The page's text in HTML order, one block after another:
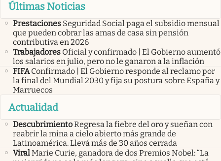
Últimas Noticias
Prestaciones Seguridad Social paga el subsidio mensual
que pueden cobrar las amas de casa sin pensión
contributiva en 2026
Trabajadores Oficial y confirmado | El Gobierno aumentó
los salarios en julio, pero no le ganaron a la inflación
FIFA Confirmado | El Gobierno responde al reclamo por
la final del Mundial 2030 y fija su postura sobre España y
Marruecos
Actualidad
DescubrimientoRegresa la fiebre del oro y sueñan con
reabrir la mina a cielo abierto más grande de
Latinoamérica. Llevá más de 30 años cerrada
ViralMarie Curie, ganadora de dos Premios Nobel: “La